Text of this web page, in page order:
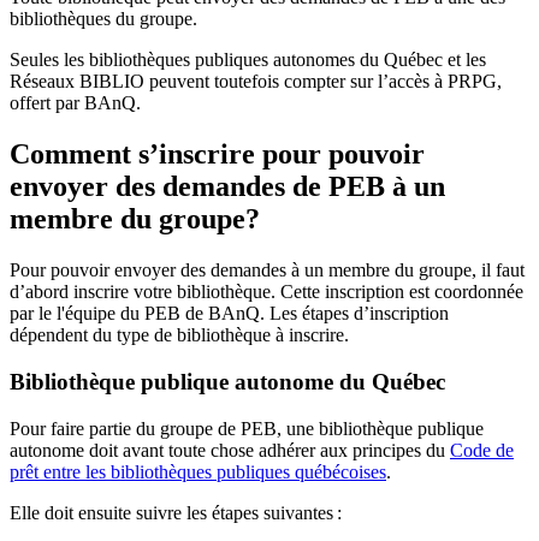
bibliothèques du groupe.
Seules les bibliothèques publiques autonomes du Québec et les
Réseaux BIBLIO peuvent toutefois compter sur l’accès à PRPG,
offert par BAnQ.
Comment s’inscrire pour pouvoir
envoyer des demandes de PEB à un
membre du groupe?
Pour pouvoir envoyer des demandes à un membre du groupe, il faut
d’abord inscrire votre bibliothèque. Cette inscription est coordonnée
par le l'équipe du PEB de BAnQ. Les étapes d’inscription
dépendent du type de bibliothèque à inscrire.
Bibliothèque publique autonome du Québec
Pour faire partie du groupe de PEB, une bibliothèque publique
autonome doit avant toute chose adhérer aux principes du Code de
prêt entre les bibliothèques publiques québécoises.
Elle doit ensuite suivre les étapes suivantes :